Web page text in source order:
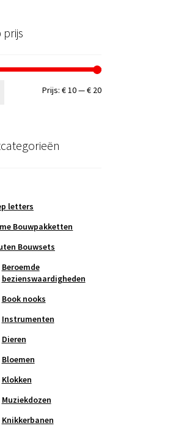
prijs
Min.
Max.
Prijs: € 10—€ 20
letters
Bouwpakketten
Bouwsets
Beroemde
bezienswaardigheden
Book nooks
Instrumenten
Dieren
Bloemen
Klokken
Muziekdozen
Knikkerbanen